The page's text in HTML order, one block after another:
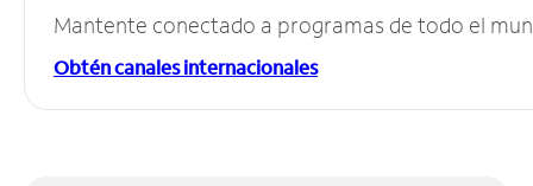
Mantente conectado a programas de todo el
Obtén canales internacionales